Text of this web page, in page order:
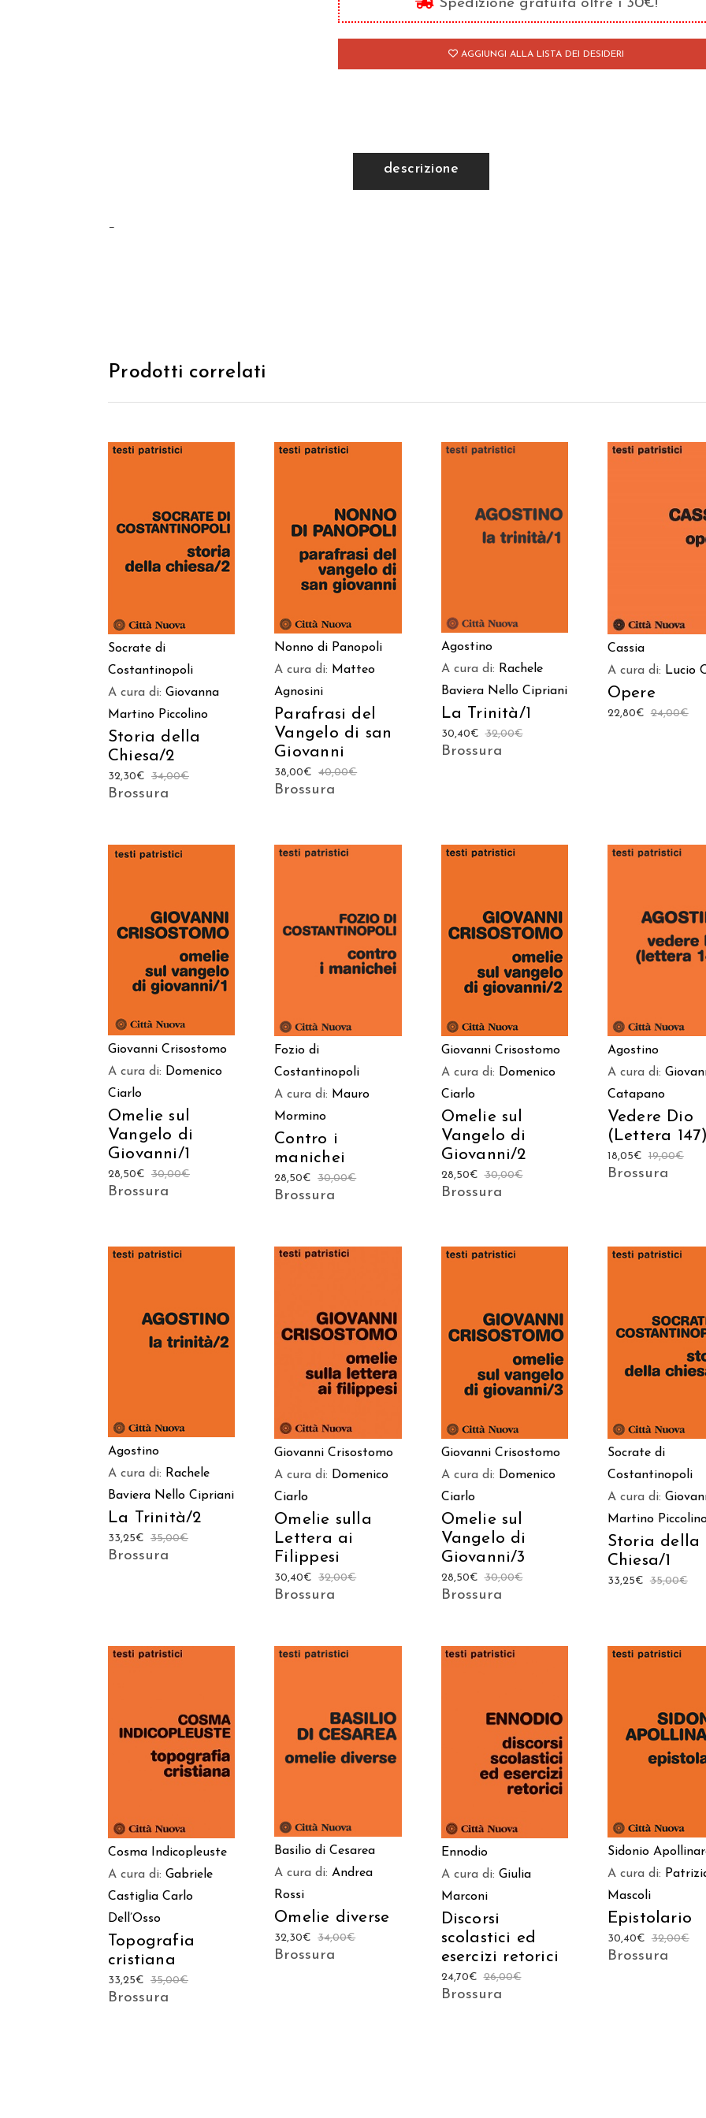
quantità
Spedizione gratuita oltre i 30€!
AGGIUNGI ALLA LISTA DEI DESIDERI
descrizione
–
Prodotti correlati
AGGIUNGI AL
CARRELLO
Socrate di
Costantinopoli
A cura di: Giovanna
Martino Piccolino
Storia della
Chiesa/2
34,00€
32,30€
Brossura
AGGIUNGI AL
CARRELLO
Nonno di Panopoli
A cura di: Matteo
Agnosini
Parafrasi del
Vangelo di san
Giovanni
40,00€
38,00€
Brossura
Agostino
A cura di: Rachele
Baviera Nello Cipriani
La Trinità/1
32,00€
30,40€
Brossura
Cassia
A cura di: Lucio
Opere
24,00€
22,80€
AGGIUNGI AL
CARRELLO
Giovanni Crisostomo
A cura di: Domenico
Ciarlo
Omelie sul
Vangelo di
Giovanni/1
30,00€
28,50€
Brossura
AGGIUNGI AL
CARRELLO
Fozio di
Costantinopoli
A cura di: Mauro
Mormino
Contro i
manichei
30,00€
28,50€
Brossura
AGGIUNGI AL
CARRELLO
Giovanni Crisostomo
A cura di: Domenico
Ciarlo
Omelie sul
Vangelo di
Giovanni/2
30,00€
28,50€
Brossura
CARRELLO
Agostino
A cura di:
Catapano
Vedere Dio
(Lettera
19,00€
18,05€
Brossura
Agostino
A cura di: Rachele
Baviera Nello Cipriani
La Trinità/2
35,00€
33,25€
Brossura
AGGIUNGI AL
CARRELLO
Giovanni Crisostomo
A cura di: Domenico
Ciarlo
Omelie sulla
Lettera ai
Filippesi
32,00€
30,40€
Brossura
AGGIUNGI AL
CARRELLO
Giovanni Crisostomo
A cura di: Domenico
Ciarlo
Omelie sul
Vangelo di
Giovanni/3
30,00€
28,50€
Brossura
AGGIUNGI AL
CARRELLO
Socrate di
Costantinopoli
A cura di:
Martino
Storia della
Chiesa/1
35,00€
33,25€
AGGIUNGI AL
CARRELLO
Cosma Indicopleuste
A cura di: Gabriele
Castiglia Carlo
Dell’Osso
Topografia
cristiana
35,00€
33,25€
Brossura
AGGIUNGI AL
CARRELLO
Basilio di Cesarea
A cura di:Andrea
Rossi
Omelie diverse
34,00€
32,30€
Brossura
CARRELLO
Ennodio
A cura di: Giulia
Marconi
Discorsi
scolastici ed
esercizi retorici
26,00€
24,70€
Brossura
AGGIUNGI AL
CARRELLO
Sidonio
A cura di:
Mascoli
Epistolario
32,00€
30,40€
Brossura